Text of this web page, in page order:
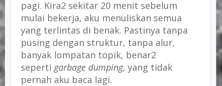
pagi. Kira2 sekitar 20 menit sebelum
mulai bekerja, aku menuliskan semua
yang terlintas di benak. Pastinya tanpa
pusing dengan struktur, tanpa alur,
banyak lompatan topik, benar2
seperti garbage dumping, yang tidak
pernah aku baca lagi.